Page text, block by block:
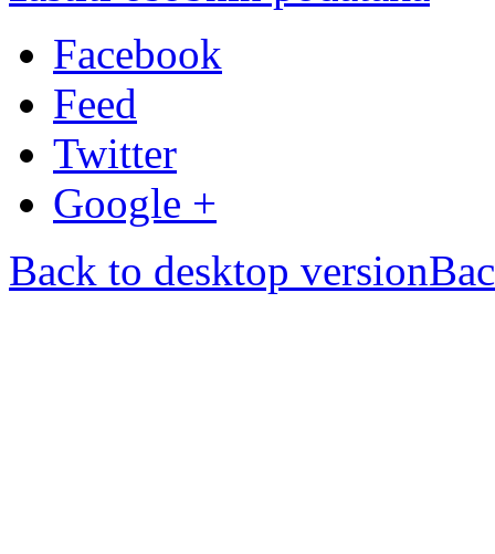
Facebook
Feed
Twitter
Google +
Back to desktop version